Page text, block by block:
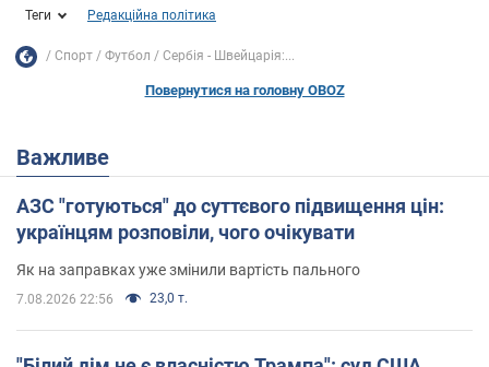
Теги Редакційна політика
Спорт Футбол Сербія - Швейцарія:...
Повернутися на головну OBOZ
Важливе
АЗС "готуються" до суттєвого підвищення цін:
українцям розповіли, чого очікувати
Як на заправках уже змінили вартість пального
7.08.2026 22:56 23,0 т.